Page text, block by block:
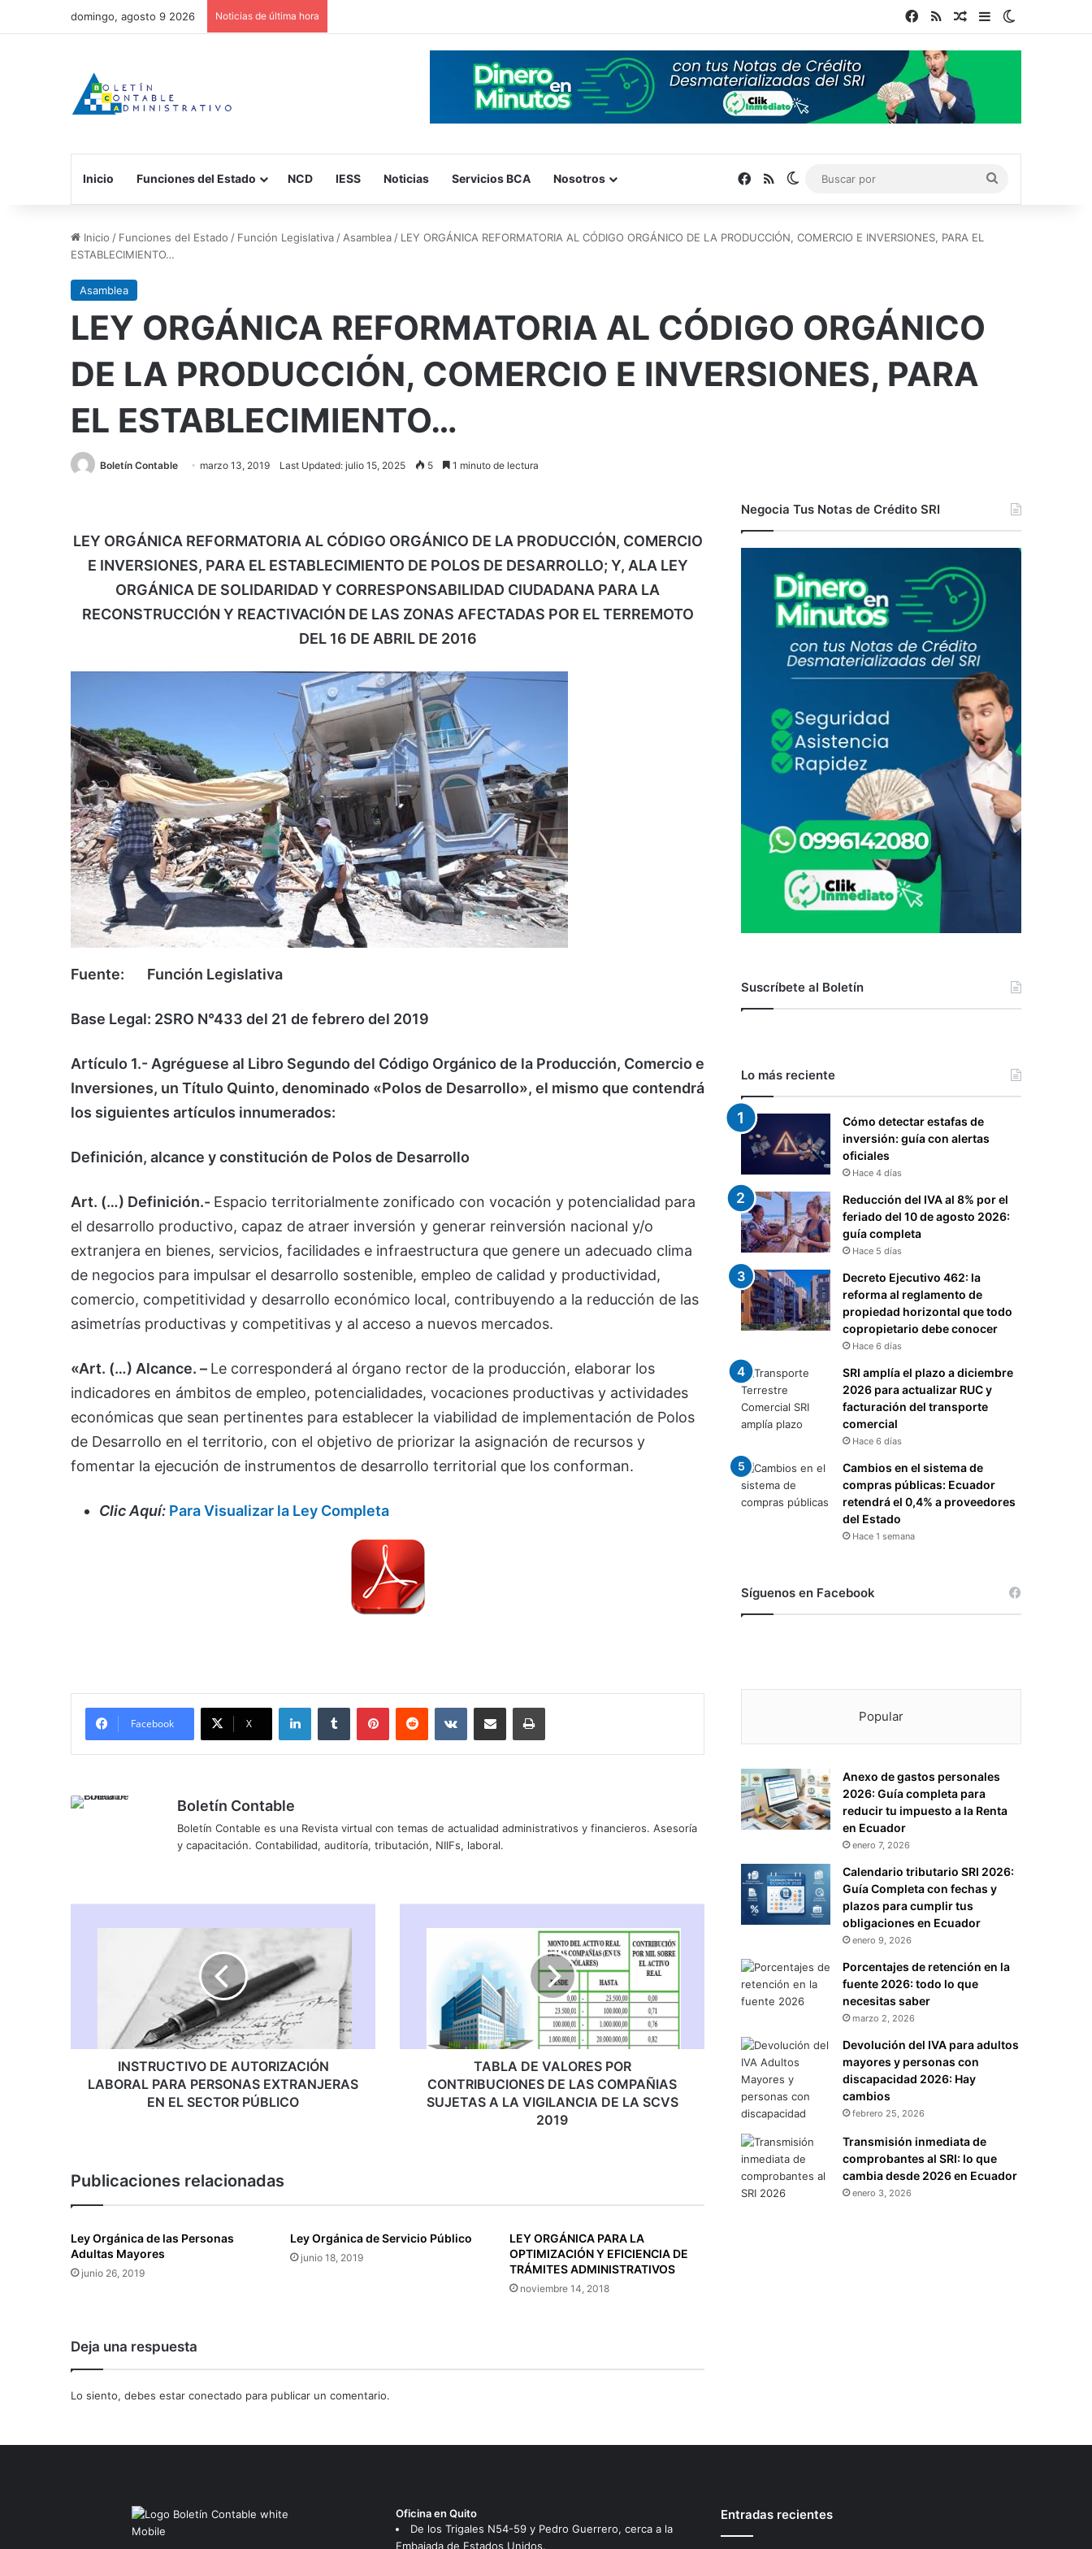
domingo, agosto 9 2026 Noticias de última hora Facebook
RSSPublicación al azar
Barra lateral
Inicio Funciones del Estado NCD IESS Noticias Servicios BCA Nosotros Facebook
RSS Switch skin
por
Inicio / Funciones del Estado / Función Legislativa / Asamblea / LEY ORGÁNICA REFORMATORIA AL CÓDIGO ORGÁNICO DE LA PRODUCCIÓN, COMERCIO E INVERSIONES, PARA EL
ESTABLECIMIENTO…
Asamblea
LEY ORGÁNICA REFORMATORIA AL CÓDIGO ORGÁNICO
DE LA PRODUCCIÓN, COMERCIO E INVERSIONES, PARA
EL ESTABLECIMIENTO…
Boletín Contable marzo 13, 2019 Last Updated: julio 15, 2025 5 1 minuto de lectura
LEY ORGÁNICA REFORMATORIA AL CÓDIGO ORGÁNICO DE LA PRODUCCIÓN, COMERCIO
E INVERSIONES, PARA EL ESTABLECIMIENTO DE POLOS DE DESARROLLO; Y, ALA LEY
ORGÁNICA DE SOLIDARIDAD Y CORRESPONSABILIDAD CIUDADANA PARA LA
RECONSTRUCCIÓN Y REACTIVACIÓN DE LAS ZONAS AFECTADAS POR EL TERREMOTO
DEL 16 DE ABRIL DE 2016
Fuente: Función Legislativa
Base Legal: 2SRO N°433 del 21 de febrero del 2019
Artículo 1.- Agréguese al Libro Segundo del Código Orgánico de la Producción, Comercio e
Inversiones, un Título Quinto, denominado «Polos de Desarrollo», el mismo que contendrá
los siguientes artículos innumerados:
Definición, alcance y constitución de Polos de Desarrollo
Art. (…) Definición.- Espacio territorialmente zonificado con vocación y potencialidad para
el desarrollo productivo, capaz de atraer inversión y generar reinversión nacional y/o
extranjera en bienes, servicios, facilidades e infraestructura que genere un adecuado clima
de negocios para impulsar el desarrollo sostenible, empleo de calidad y productividad,
comercio, competitividad y desarrollo económico local, contribuyendo a la reducción de las
asimetrías productivas y competitivas y al acceso a nuevos mercados.
«Art. (…) Alcance. – Le corresponderá al órgano rector de la producción, elaborar los
indicadores en ámbitos de empleo, potencialidades, vocaciones productivas y actividades
económicas que sean pertinentes para establecer la viabilidad de implementación de Polos
de Desarrollo en el territorio, con el objetivo de priorizar la asignación de recursos y
fomentar la ejecución de instrumentos de desarrollo territorial que los conforman.
Clic Aquí: Para Visualizar la Ley Completa
Facebook X
LinkedInTumblr PinterestReddit VKontakteCompartir por correo electrónicoImprimir
Boletín Contable
Boletín Contable es una Revista virtual con temas de actualidad administrativos y financieros. Asesoría
y capacitación. Contabilidad, auditoría, tributación, NIIFs, laboral.
EXTRANJERAS
EL
PÚBLICO
INSTRUCTIVO DE AUTORIZACIÓN
LABORAL PARA PERSONAS EXTRANJERAS
EN EL SECTOR PÚBLICO
CONTRIBUCIONES
COMPAÑIAS
SUJETAS
VIGILANCIA
TABLA DE VALORES POR
CONTRIBUCIONES DE LAS COMPAÑIAS
SUJETAS A LA VIGILANCIA DE LA SCVS
2019
Publicaciones relacionadas
Ley Orgánica de las Personas
Adultas Mayores
junio 26, 2019
Ley Orgánica de Servicio Público
junio 18, 2019
LEY ORGÁNICA PARA LA
OPTIMIZACIÓN Y EFICIENCIA DE
TRÁMITES ADMINISTRATIVOS
noviembre 14, 2018
Deja una respuesta
Lo siento, debes estar conectado para publicar un comentario.
Negocia Tus Notas de Crédito SRI
Suscríbete al Boletín
Lo más reciente
Cómo detectar estafas de
inversión: guía con alertas
oficiales
Hace 4 días
Reducción del IVA al 8% por el
feriado del 10 de agosto 2026:
guía completa
Hace 5 días
Decreto Ejecutivo 462: la
reforma al reglamento de
propiedad horizontal que todo
copropietario debe conocer
Hace 6 días
SRI amplía el plazo a diciembre
2026 para actualizar RUC y
facturación del transporte
comercial
Hace 6 días
Cambios en el sistema de
compras públicas: Ecuador
retendrá el 0,4% a proveedores
del Estado
Hace 1 semana
Síguenos en Facebook
Popular
Anexo de gastos personales
2026: Guía completa para
reducir tu impuesto a la Renta
en Ecuador
enero 7, 2026
Calendario tributario SRI 2026:
Guía Completa con fechas y
plazos para cumplir tus
obligaciones en Ecuador
enero 9, 2026
Porcentajes de retención en la
fuente 2026: todo lo que
necesitas saber
marzo 2, 2026
Devolución del IVA para adultos
mayores y personas con
discapacidad 2026: Hay
cambios
febrero 25, 2026
Transmisión inmediata de
comprobantes al SRI: lo que
cambia desde 2026 en Ecuador
enero 3, 2026
Oficina en Quito
De los Trigales N54-59 y Pedro Guerrero, cerca a la
Embajada de Estados Unidos.
Entradas recientes